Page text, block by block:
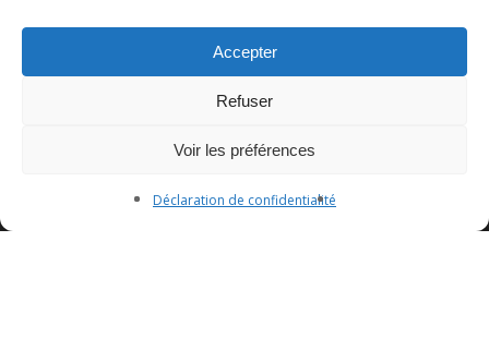
Accepter
Refuser
Voir les préférences
Déclaration de confidentialité